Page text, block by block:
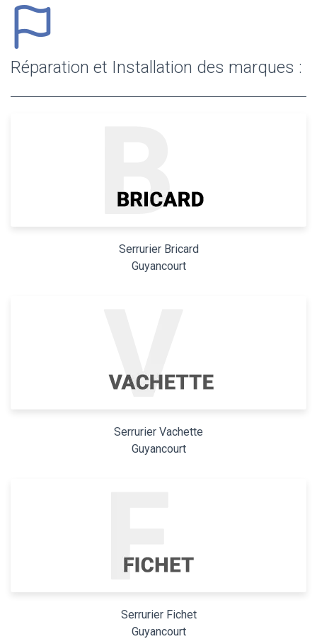
Réparation et Installation des marques :
Serrurier Bricard
Guyancourt
Serrurier Vachette
Guyancourt
Serrurier Fichet
Guyancourt